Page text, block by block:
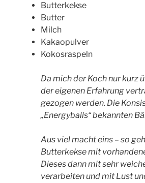
Butterkekse
Butter
Milch
Kakaopulver
Kokosraspeln
Da mich der Koch nur kurz
der eigenen Erfahrung
gezogen werden. Die
„Energyballs“ bekannten
Aus viel macht eins – so
Butterkekse mit
Dieses dann mit sehr
verarbeiten und mit Lust